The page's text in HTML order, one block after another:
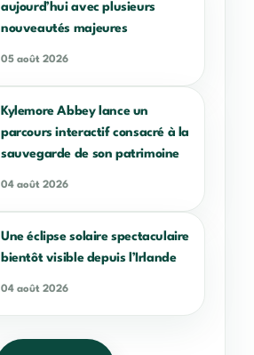
aujourd’hui avec plusieurs
nouveautés majeures
05 août 2026
Kylemore Abbey lance un
parcours interactif consacré à la
sauvegarde de son patrimoine
04 août 2026
Une éclipse solaire spectaculaire
bientôt visible depuis l’Irlande
04 août 2026